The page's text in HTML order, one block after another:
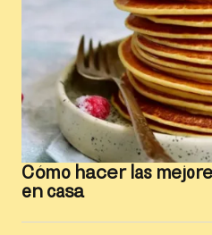
Cómo hacer las
en casa